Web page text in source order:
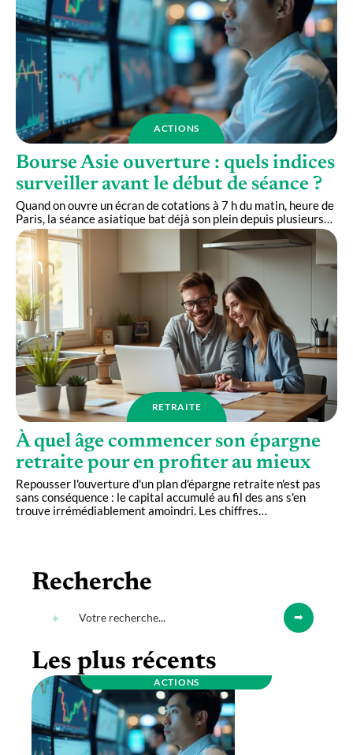
ACTIONS
Bourse Asie ouverture : quels indices
surveiller avant le début de séance ?
Quand on ouvre un écran de cotations à 7 h du matin, heure de
Paris, la séance asiatique bat déjà son plein depuis plusieurs…
RETRAITE
À quel âge commencer son épargne
retraite pour en profiter au mieux
Repousser l'ouverture d'un plan d'épargne retraite n'est pas
sans conséquence : le capital accumulé au fil des ans s'en
trouve irrémédiablement amoindri. Les chiffres
Recherche
Les plus récents
ACTIONS